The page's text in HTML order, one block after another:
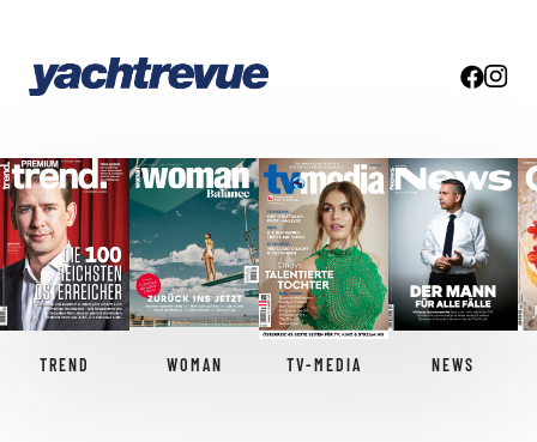
TREND WOMAN TV-MEDIA NEWS